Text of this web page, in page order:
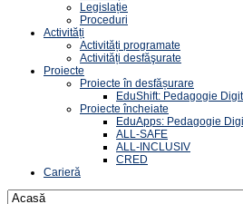
Legislație
Proceduri
Activități
Activități programate
Activități desfăşurate
Proiecte
Proiecte în desfășurare
EduShift: Pedagogie
Proiecte încheiate
EduApps: Pedagogie
ALL-SAFE
ALL-INCLUSIV
CRED
Carieră